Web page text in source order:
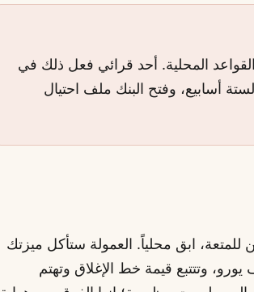
المحلية. أحد قرائي فعل ذلك في
أسابيع، وفتح البنك ملف احتيال
ابق محلياً. العمولة ستأكل ميزتك
وتتتبع قيمة خط الإغلاق وتهتم